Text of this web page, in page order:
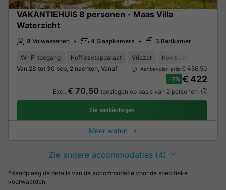
VAKANTIEHUIS 8 personen - Maas Villa
Waterzicht
8 Volwassenen 4 Slaapkamers 3 Badkamer
Wi-Fi toegang Koffiezetapparaat Vriezer Koelkast
Van 28 tot 30 sep, 2 nachten, Vanaf
Aanbevolen prijs:€ 456,50
-7% € 422
Excl. € 70,50 toeslagen op basis van 2 personen
Zie aanbiedingen
Meer weten
Zie andere accommodaties (4)
*Raadpleeg de details van de accommodatie voor de specifieke
voorwaarden.